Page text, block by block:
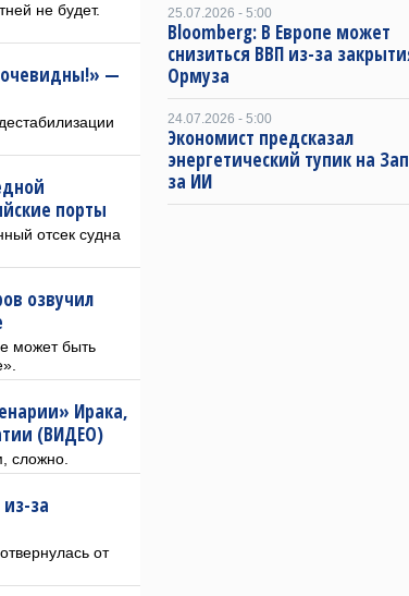
не будет.
очевидны!» —
порты
отсек судна
озвучил
может быть
Ирака,
(ВИДЕО)
сложно.
за
от
25.07.2026 - 5:00
Bloomberg: В Европе может
снизиться ВВП из-за
Ормуза
24.07.2026 - 5:00
Экономист предсказал
энергетический тупик на
за ИИ